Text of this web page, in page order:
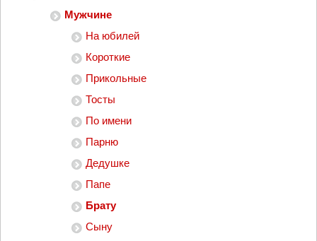
Мужчине
На юбилей
Короткие
Прикольные
Тосты
По имени
Парню
Дедушке
Папе
Брату
Сыну